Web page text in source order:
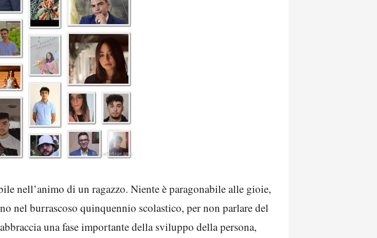
nell’animo di un ragazzo. Niente è paragonabile alle gioie,
nel burrascoso quinquennio scolastico, per non parlare del
una fase importante della sviluppo della persona,